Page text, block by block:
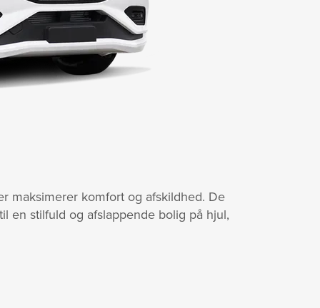
maksimerer komfort og afskildhed. De
stilfuld og afslappende bolig på hjul,